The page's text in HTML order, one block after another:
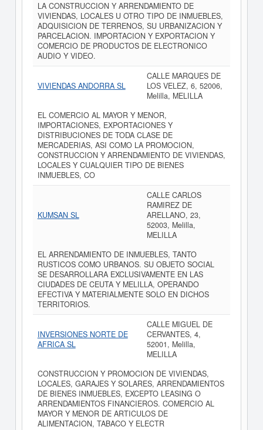
LA CONSTRUCCION Y ARRENDAMIENTO DE
VIVIENDAS, LOCALES U OTRO TIPO DE INMUEBLES,
ADQUISICION DE TERRENOS, SU URBANIZACION Y
PARCELACION. IMPORTACION Y EXPORTACION Y
COMERCIO DE PRODUCTOS DE ELECTRONICO
AUDIO Y VIDEO.
VIVIENDAS ANDORRA SL
CALLE MARQUES DE
LOS VELEZ, 6, 52006,
Melilla, MELILLA
EL COMERCIO AL MAYOR Y MENOR,
IMPORTACIONES, EXPORTACIONES Y
DISTRIBUCIONES DE TODA CLASE DE
MERCADERIAS, ASI COMO LA PROMOCION,
CONSTRUCCION Y ARRENDAMIENTO DE VIVIENDAS,
LOCALES Y CUALQUIER TIPO DE BIENES
INMUEBLES, CO
KUMSAN SL
CALLE CARLOS
RAMIREZ DE
ARELLANO, 23,
52003, Melilla,
MELILLA
EL ARRENDAMIENTO DE INMUEBLES, TANTO
RUSTICOS COMO URBANOS. SU OBJETO SOCIAL
SE DESARROLLARA EXCLUSIVAMENTE EN LAS
CIUDADES DE CEUTA Y MELILLA, OPERANDO
EFECTIVA Y MATERIALMENTE SOLO EN DICHOS
TERRITORIOS.
INVERSIONES NORTE DE
AFRICA SL
CALLE MIGUEL DE
CERVANTES, 4,
52001, Melilla,
MELILLA
CONSTRUCCION Y PROMOCION DE VIVIENDAS,
LOCALES, GARAJES Y SOLARES, ARRENDAMIENTOS
DE BIENES INMUEBLES, EXCEPTO LEASING O
ARRENDAMIENTOS FINANCIEROS. COMERCIO AL
MAYOR Y MENOR DE ARTICULOS DE
ALIMENTACION, TABACO Y ELECTR